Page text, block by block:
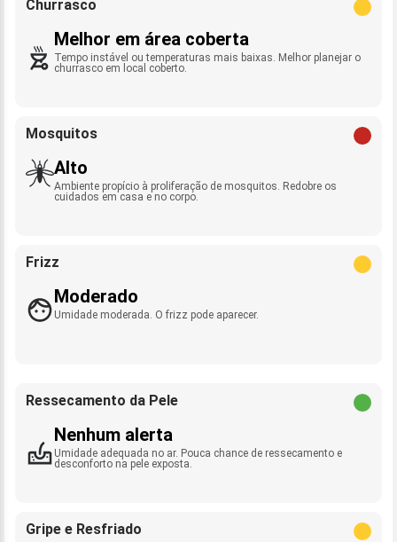
Churrasco
Melhor em área coberta
Tempo instável ou temperaturas mais baixas. Melhor planejar o
churrasco em local coberto.
Mosquitos
Alto
Ambiente propício à proliferação de mosquitos. Redobre os
cuidados em casa e no corpo.
Frizz
Moderado
Umidade moderada. O frizz pode aparecer.
Ressecamento da Pele
Nenhum alerta
Umidade adequada no ar. Pouca chance de ressecamento e
desconforto na pele exposta.
Gripe e Resfriado